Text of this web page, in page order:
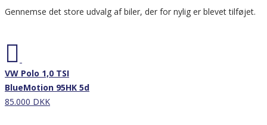
Gennemse det store udvalg af biler, der for nylig er blevet tilføjet.
VW Polo 1,0 TSI
BlueMotion 95HK 5d
85.000 DKK